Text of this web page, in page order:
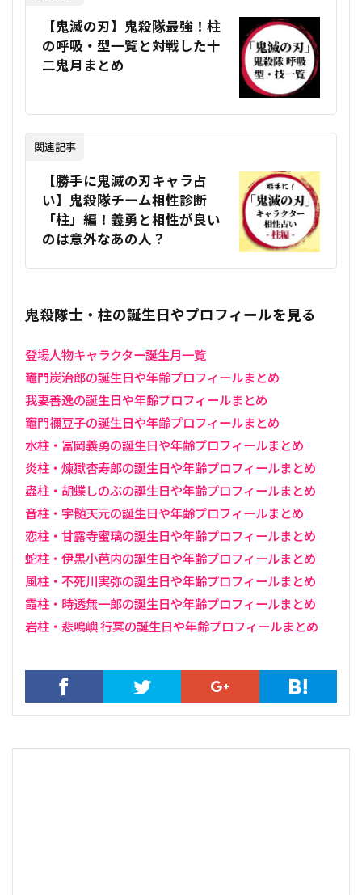
【鬼滅の刃】鬼殺隊最強！柱
の呼吸・型一覧と対戦した十
二鬼月まとめ
関連記事
【勝手に鬼滅の刃キャラ占
い】鬼殺隊チーム相性診断
「柱」編！義勇と相性が良い
のは意外なあの人？
鬼殺隊士・柱の誕生日やプロフィールを見る
登場人物キャラクター誕生月一覧
竈門炭治郎の誕生日や年齢プロフィールまとめ
我妻善逸の誕生日や年齢プロフィールまとめ
竈門禰󠄀豆子の誕生日や年齢プロフィールまとめ
水柱・冨岡義勇の誕生日や年齢プロフィールまとめ
炎柱・煉獄杏寿郎の誕生日や年齢プロフィールまとめ
蟲柱・胡蝶しのぶの誕生日や年齢プロフィールまとめ
音柱・宇髄天元の誕生日や年齢プロフィールまとめ
恋柱・甘露寺蜜璃の誕生日や年齢プロフィールまとめ
蛇柱・伊黒小芭内の誕生日や年齢プロフィールまとめ
風柱・不死川実弥の誕生日や年齢プロフィールまとめ
霞柱・時透無一郎の誕生日や年齢プロフィールまとめ
岩柱・悲鳴嶼 行冥の誕生日や年齢プロフィールまとめ